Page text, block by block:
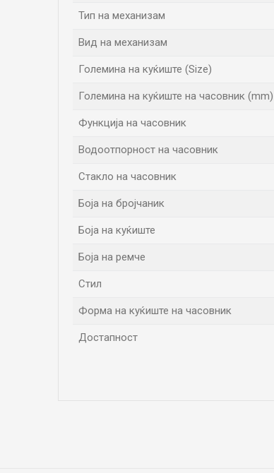
Тип на механизам
Вид на механизам
Големина на куќиште (Size)
Големина на куќиште на часовник (mm)
Функција на часовник
Водоотпорност на часовник
Стакло на часовник
Боја на бројчаник
Боја на куќиште
Боја на ремче
Стил
Форма на куќиште на часовник
Достапност